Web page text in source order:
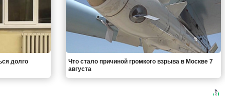
долго
Что стало причиной громкого взрыва в Москве 7
августа